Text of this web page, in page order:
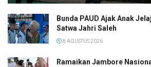
Bunda PAUD Ajak Anak
Satwa Jahri Saleh
8 AGUSTUS 2026
Ramaikan Jambore